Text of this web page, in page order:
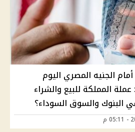
الجنيه المصري اليوم
الخميس 26-12-2024: عملة المملكة للبيع والشراء
البنوك والسوق السوداء؟